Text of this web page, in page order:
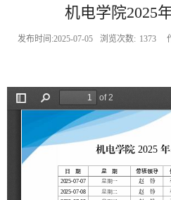
机电学院2025
发布时间:2025-07-05 浏览次数: 1373